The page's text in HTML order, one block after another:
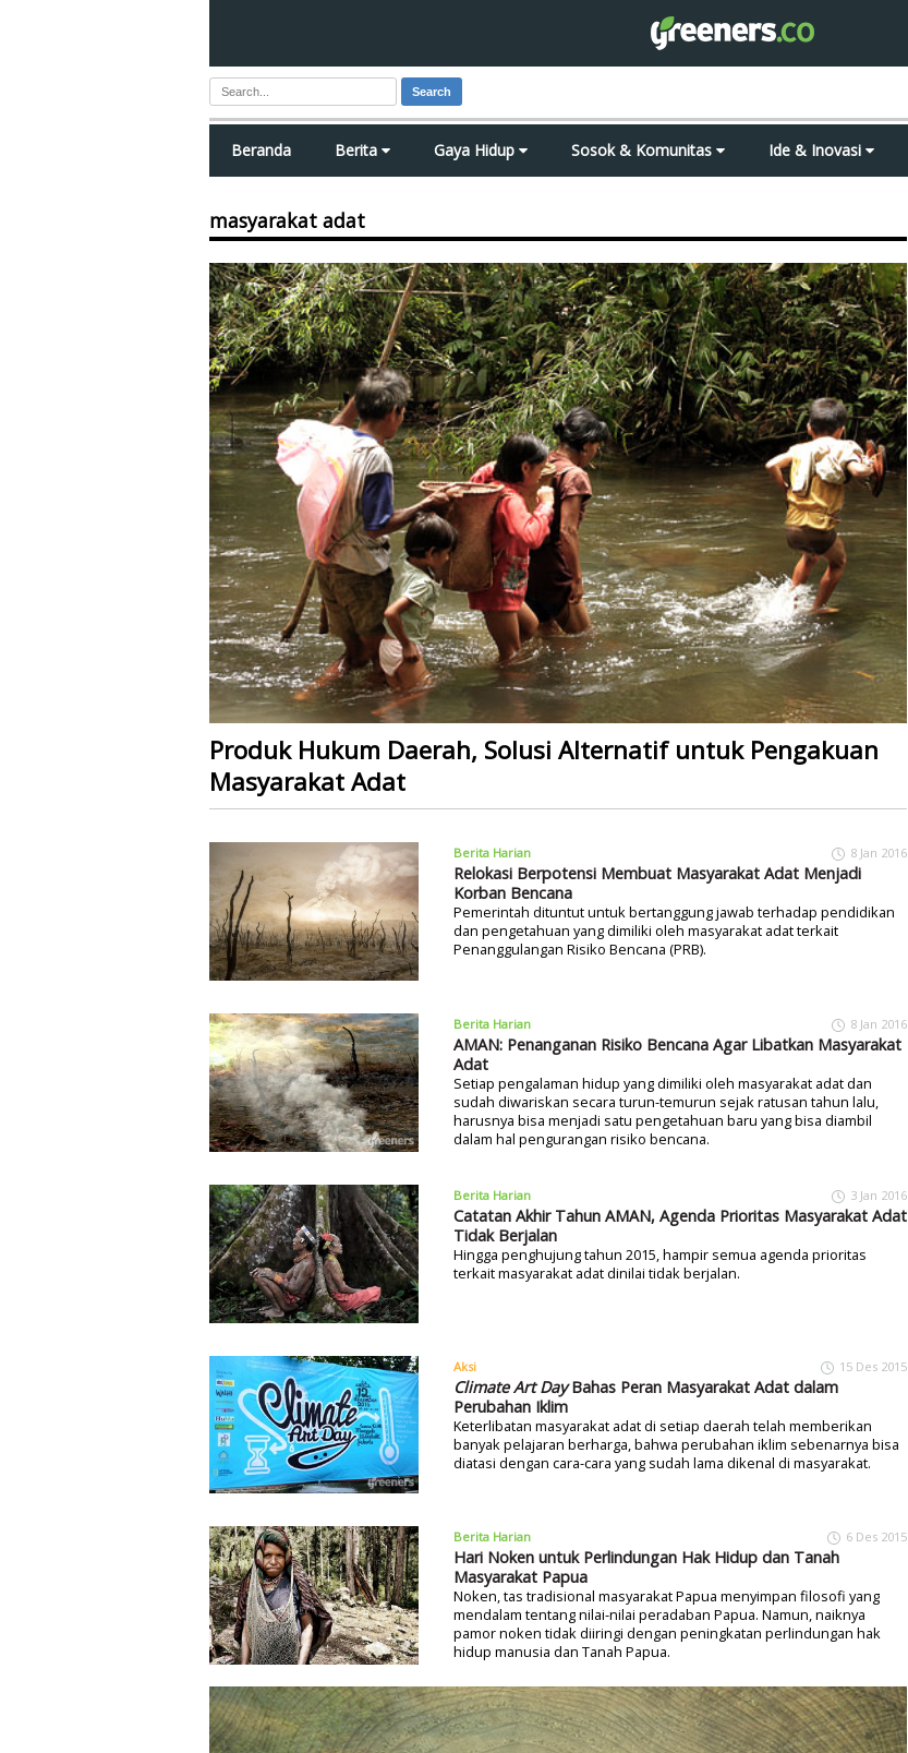
Search
Beranda Berita Gaya Hidup Sosok & Komunitas Ide & Inovasi
masyarakat adat
Produk Hukum Daerah, Solusi Alternatif untuk Pengakuan
Masyarakat Adat
Berita Harian 8 Jan 2016
Relokasi Berpotensi Membuat Masyarakat Adat Menjadi
Korban Bencana
Pemerintah dituntut untuk bertanggung jawab terhadap pendidikan
dan pengetahuan yang dimiliki oleh masyarakat adat terkait
Penanggulangan Risiko Bencana (PRB).
Berita Harian 8 Jan 2016
AMAN: Penanganan Risiko Bencana Agar Libatkan Masyarakat
Adat
Setiap pengalaman hidup yang dimiliki oleh masyarakat adat dan
sudah diwariskan secara turun-temurun sejak ratusan tahun lalu,
harusnya bisa menjadi satu pengetahuan baru yang bisa diambil
dalam hal pengurangan risiko bencana.
Berita Harian 3 Jan 2016
Catatan Akhir Tahun AMAN, Agenda Prioritas Masyarakat Adat
Tidak Berjalan
Hingga penghujung tahun 2015, hampir semua agenda prioritas
terkait masyarakat adat dinilai tidak berjalan.
Aksi 15 Des 2015
Climate Art DayBahas Peran Masyarakat Adat dalam
Perubahan Iklim
Keterlibatan masyarakat adat di setiap daerah telah memberikan
banyak pelajaran berharga, bahwa perubahan iklim sebenarnya bisa
diatasi dengan cara-cara yang sudah lama dikenal di masyarakat.
Berita Harian 6 Des 2015
Hari Noken untuk Perlindungan Hak Hidup dan Tanah
Masyarakat Papua
Noken, tas tradisional masyarakat Papua menyimpan filosofi yang
mendalam tentang nilai-nilai peradaban Papua. Namun, naiknya
pamor noken tidak diiringi dengan peningkatan perlindungan hak
hidup manusia dan Tanah Papua.